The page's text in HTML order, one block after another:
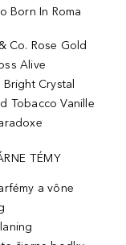
Born In Roma
Co. Rose Gold
Alive
Bright Crystal
Tobacco Vanille
TÉMY
a vône